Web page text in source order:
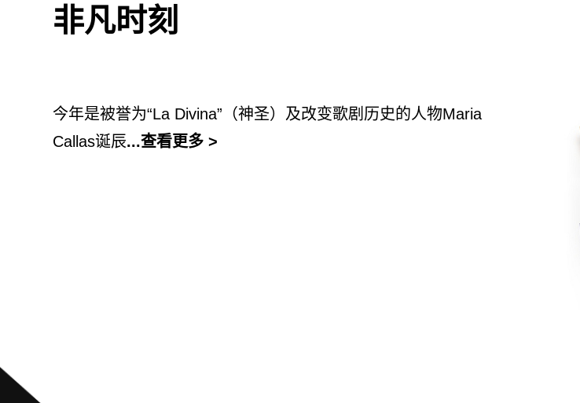
非凡时刻
今年是被誉为“La Divina” （神圣）及改变歌剧历史的人物Maria
Callas诞辰...查看更多 >